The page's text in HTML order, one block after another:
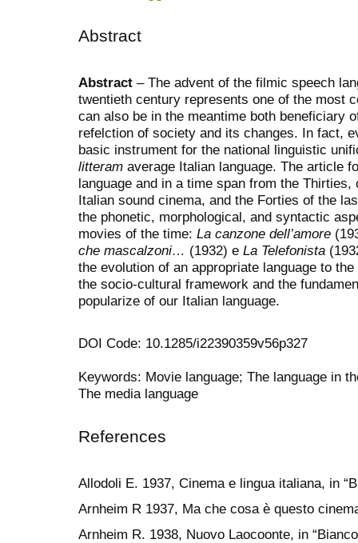
Abstract
Abstract – The advent of the filmic speech
twentieth century represents one of the most
can also be in the meantime both beneficiary
refelction of society and its changes. In fact,
basic instrument for the national linguistic
litteram average Italian language. The article
language and in a time span from the
Italian sound cinema, and the Forties of the
the phonetic, morphological, and syntactic
movies of the time: La canzone dell’amore
che mascalzoni… (1932) e La Telefonista
the evolution of an appropriate language to
the socio-cultural framework and the
popularize of our Italian language.
DOI Code: 10.1285/i22390359v56p327
Keywords: Movie language; The language in
The media language
References
Allodoli E. 1937, Cinema e lingua italiana, in
Arnheim R 1937, Ma che cosa è questo
Arnheim R. 1938, Nuovo Laocoonte, in